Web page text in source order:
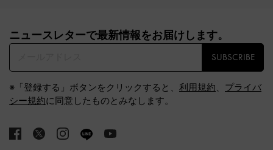
ニュースレターで最新情報をお届けします。​
SUBSCRIBE
※「登録する」ボタンをクリックすると、 利用規約、 プライバ
シー規約に同意したものとみなします。